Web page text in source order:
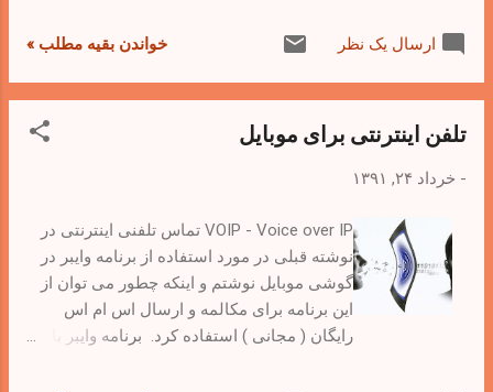
است. بهترین فرصت برای کسانیکه می خواهد در
فرانسه دکترا بگیرند. شرایط دوره متقاضی :‌
ارسال یک نظر خواندن بقیه مطلب »
تلفن اینترنتی برای موبایل
- خرداد ۲۴, ۱۳۹۱
VOIP - Voice over IP تماس تلفنی اینترنتی در
نوشته قبلی در مورد استفاده از برنامه وایبر در
گوشی موبایل نوشتم و اینکه چطور می توان از
این برنامه برای مکالمه و ارسال اس ام اس
رایگان ( مجانی ) استفاده کرد. برنامه وایبر با